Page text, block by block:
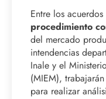
Entre los
procedimiento
del mercado
intendencias
Inale y el
(MIEM),
para realizar